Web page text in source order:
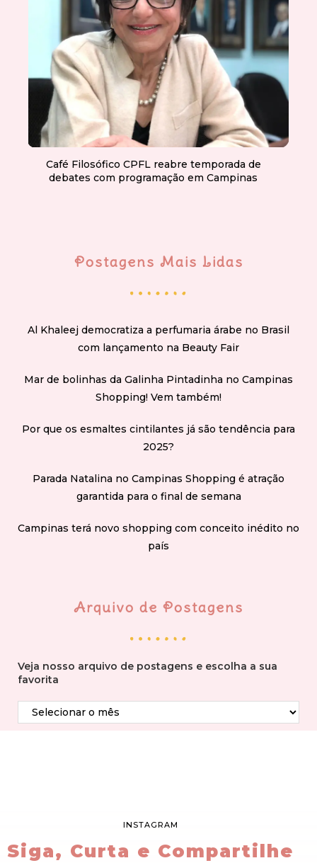
Café Filosófico CPFL reabre temporada de
debates com programação em Campinas
Postagens Mais Lidas
Al Khaleej democratiza a perfumaria árabe no Brasil
com lançamento na Beauty Fair
Mar de bolinhas da Galinha Pintadinha no Campinas
Shopping! Vem também!
Por que os esmaltes cintilantes já são tendência para
2025?
Parada Natalina no Campinas Shopping é atração
garantida para o final de semana
Campinas terá novo shopping com conceito inédito no
país
Arquivo de Postagens
Veja nosso arquivo de postagens e escolha a sua
favorita
INSTAGRAM
Siga, Curta e Compartilhe